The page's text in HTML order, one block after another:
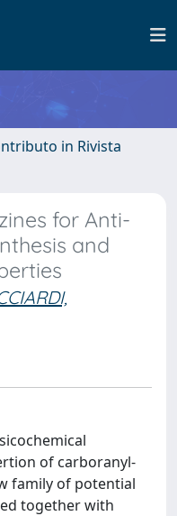
in Rivista
for Anti-
and
of carboranyl-
family of potential
together with